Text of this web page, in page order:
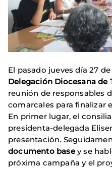
El pasado jueves día 27
Delegación Diocesana de
reunión de responsables
comarcales para finalizar
En primer lugar, el
presidenta-delegada
presentación.
documento basey se
próxima campaña y el